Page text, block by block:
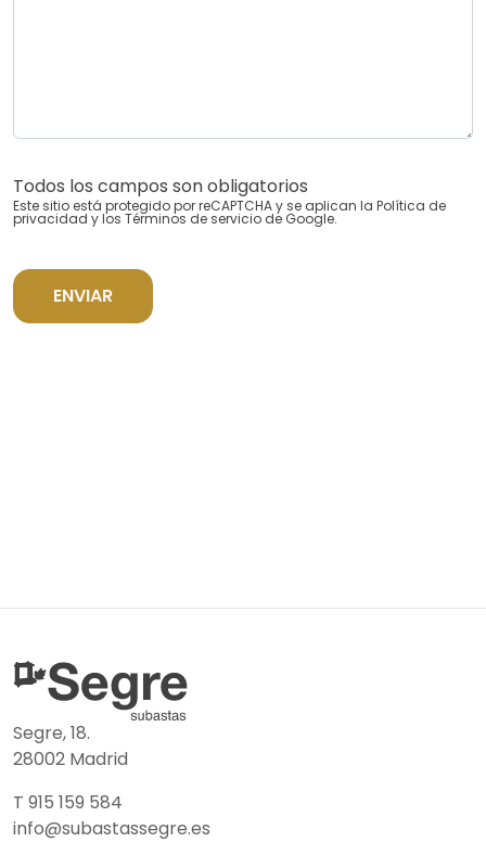
Todos los campos son obligatorios
Este sitio está protegido por reCAPTCHA y se aplican la Política de
privacidad y los Términos de servicio de Google.
ENVIAR
Segre, 18.
28002 Madrid
T 915 159 584
info@subastassegre.es